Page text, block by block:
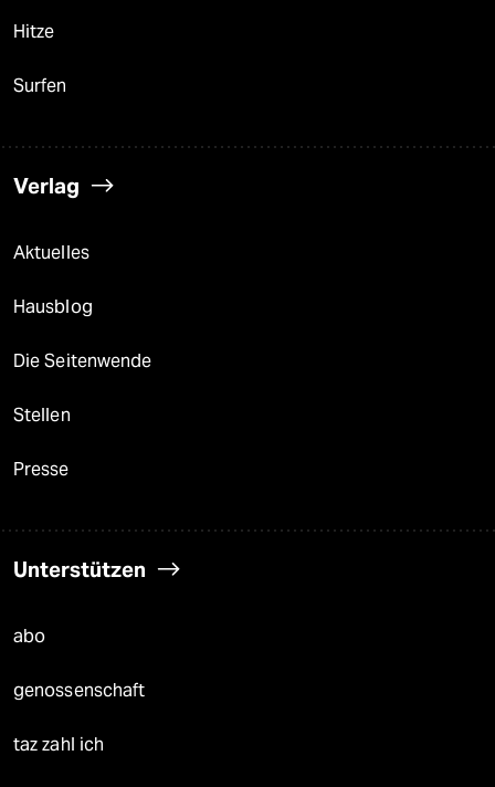
Hitze
Surfen
Verlag
Aktuelles
Hausblog
Die Seitenwende
Stellen
Presse
Unterstützen
abo
genossenschaft
taz zahl ich